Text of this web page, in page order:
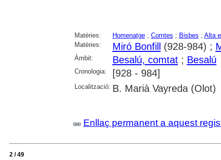
Matèries: Homenatge; Comtes ; Bisbes ; Alta
Matèries:
Miró Bonfill (928-984) ;
Àmbit: Besalú, comtat; Besalú
Cronologia: [928 - 984]
Localització: B. Marià Vayreda (Olot)
Enllaç permanent a aquest
2 / 49